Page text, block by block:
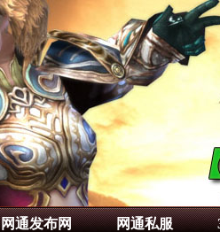
网通发布网 网通私服